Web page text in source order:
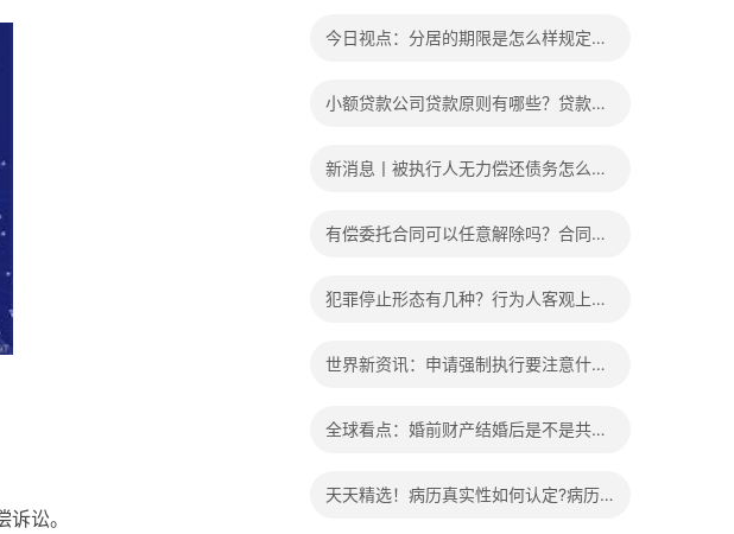
讼。
今日视点：分居的期限是怎么样规定
小额贷款公司贷款原则有哪些？贷款不
新消息丨被执行人无力偿还债务怎么
有偿委托合同可以任意解除吗？合同无
犯罪停止形态有几种？行为人客观上实
世界新资讯：申请强制执行要注意什么
全球看点：婚前财产结婚后是不是共同
天天精选！病历真实性如何认定?病历